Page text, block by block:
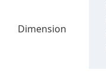
Dimension